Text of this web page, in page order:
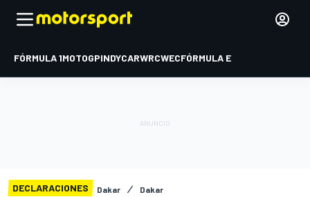
FÓRMULA 1MOTOGPINDYCARWRCWECFÓRMULA E
DECLARACIONES Dakar Dakar